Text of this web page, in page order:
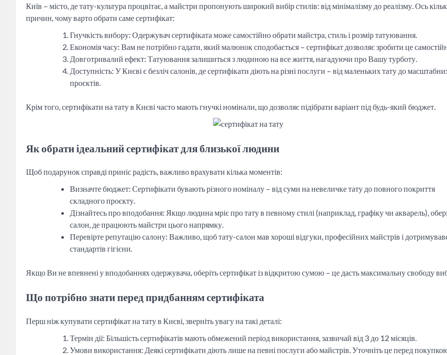
Київ – місто, де тату-культура процвітає, а майстри пропонують широкий вибір стилів: від мінімалізму до реалізму. Ось
причин, чому варто обрати саме сертифікат:
Гнучкість вибору: Одержувач сертифіката може самостійно обрати майстра, стиль і розмір татуювання.
Економія часу: Вам не потрібно гадати, який малюнок сподобається – сертифікат дозволяє зробити це
Довготривалий ефект: Татуювання залишиться з людиною на все життя, нагадуючи про Вашу турботу.
Доступність: У Києві є безліч салонів, де сертифікати діють на різні послуги – від маленьких тату до
проєктів.
Крім того, сертифікати на тату в Києві часто мають гнучкі номінали, що дозволяє підібрати варіант під будь-який бюджет.
Як обрати ідеальний сертифікат для близької людини
Щоб подарунок справді приніс радість, важливо врахувати кілька моментів:
Визначте бюджет: Сертифікати бувають різного номіналу – від суми на невеличке тату до повного покриття
складного проєкту.
Дізнайтесь про вподобання: Якщо людина мріє про тату в певному стилі (наприклад, графіку чи акварель),
салон, де працюють майстри цього напрямку.
Перевірте репутацію салону: Важливо, щоб тату-салон мав хороші відгуки, професійних майстрів і
стандартів гігієни.
Якщо Ви не впевнені у вподобаннях одержувача, оберіть сертифікат із відкритою сумою – це дасть максимальну свободу
Що потрібно знати перед придбанням сертифіката
Перш ніж купувати сертифікат на тату в Києві, зверніть увагу на такі деталі:
Термін дії: Більшість сертифікатів мають обмежений період використання, зазвичай від 3 до 12 місяців.
Умови використання: Деякі сертифікати діють лише на певні послуги або майстрів. Уточніть це перед